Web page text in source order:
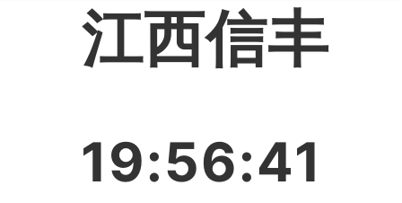
江西信丰
19:56:42